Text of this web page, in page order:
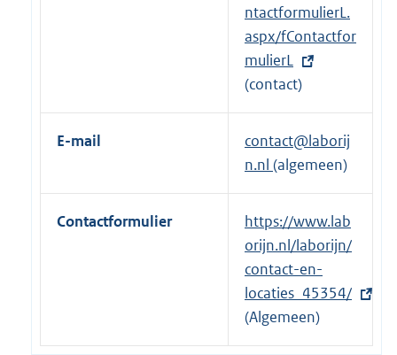
l
i
n
k
:
r
n
e
l
i
ntactformulierL.
aspx/fContactfor
mulierL
(contact)
E-mail
contact@laborij
n.nl (algemeen)
Contactformulier
E
x
t
e
r
n
https://www.lab
orijn.nl/laborijn/
contact-en-
locaties_45354/
(Algemeen)